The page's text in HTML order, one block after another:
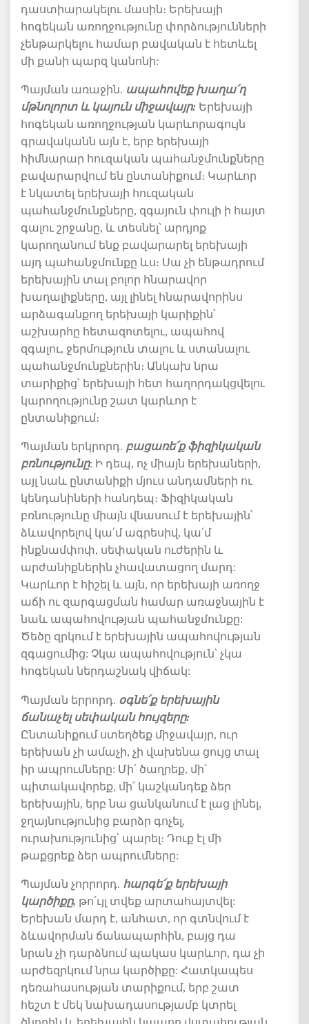
դաստիարակելու մասին։ Երեխայի
հոգեկան առողջությունը փորձությունների
չենթարկելու համար բավական է հետևել
մի քանի պարզ կանոնի:
Պայման առաջին. ապահովեք խաղա՛ղ
մթնոլորտ և կայուն միջավայր: Երեխայի
հոգեկան առողջության կարևորագույն
գրավականն այն է, երբ երեխայի
հիմնարար հուզական պահանջմունքները
բավարարվում են ընտանիքում։ Կարևոր
է նկատել երեխայի հուզական
պահանջմունքները, զգայուն փուլի ի հայտ
գալու շրջանը, և տեսնել՝ արդյոք
կարողանում ենք բավարարել երեխայի
այդ պահանջմունքը ևս։ Սա չի ենթադրում
երեխային տալ բոլոր հնարավոր
խաղալիքները, այլ լինել հնարավորինս
արձագանքող երեխայի կարիքին՝
աշխարհը հետազոտելու, ապահով
զգալու, ջերմություն տալու և ստանալու
պահանջմունքներին։ Անկախ նրա
տարիքից՝ երեխայի հետ հաղորդակցվելու
կարողությունը շատ կարևոր է
ընտանիքում։
Պայման երկրորդ. բացառե՛ք ֆիզիկական
բռնությունը: Ի դեպ, ոչ միայն երեխաների,
այլ նաև ընտանիքի մյուս անդամների ու
կենդանիների հանդեպ ։ Ֆիզիկական
բռնությունը միայն վնասում է երեխային՝
ձևավորելով կա՛մ ագրեսիվ, կա՛մ
ինքնամփոփ, սեփական ուժերին և
արժանիքներին չհավատացող մարդ:
Կարևոր է հիշել և այն, որ երեխայի առողջ
աճի ու զարգացման համար առաջնային է
նաև ապահովության պահանջմունքը:
Ծեծը զրկում է երեխային ապահովության
զգացումից: Չկա ապահովություն՝ չկա
հոգեկան ներդաշնակ վիճակ:
Պայման երրորդ. օգնե՛ք երեխային
ճանաչել սեփական հույզերը:
Ընտանիքում ստեղծեք միջավայր, ուր
երեխան չի ամաչի, չի վախենա ցույց տալ
իր ապրումները: Մի՛ ծաղրեք, մի՛
պիտակավորեք, մի՛ կաշկանդեք ձեր
երեխային, երբ նա ցանկանում է լաց լինել,
ջղայնությունից բարձր գոչել,
ուրախությունից՝ պարել։ Դուք էլ մի
թաքցրեք ձեր ապրումները:
Պայման չորրորդ. հարգե՛ք երեխայի
կարծիքը, թո՛ւյլ տվեք արտահայտվել:
Երեխան մարդ է, անհատ, որ գտնվում է
ձևավորման ճանապարհին, բայց դա
նրան չի դարձնում պակաս կարևոր, դա չի
արժեզրկում նրա կարծիքը: Հատկապես
դեռահասության տարիքում, երբ շատ
հեշտ է մեկ նախադասությամբ կտրել